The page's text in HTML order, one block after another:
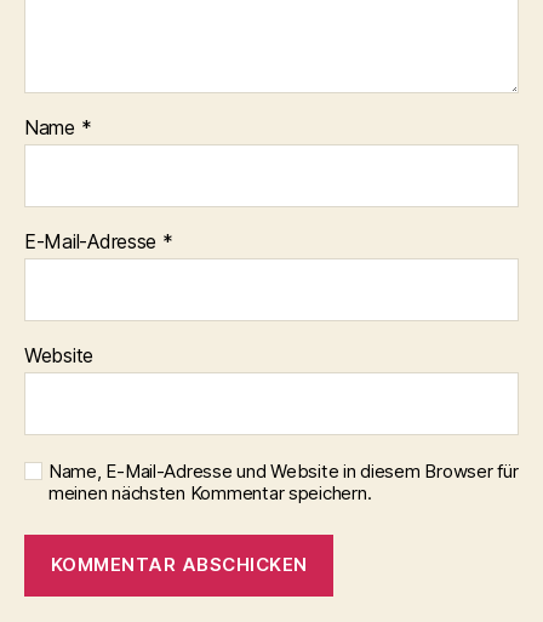
Name *
E-Mail-Adresse *
Website
Name, E-Mail-Adresse und Website in diesem Browser für
meinen nächsten Kommentar speichern.